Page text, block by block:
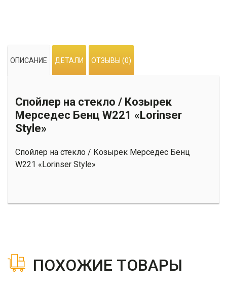
Мерседес
«Lorinser
Style»
ОПИСАНИЕ ДЕТАЛИ ОТЗЫВЫ (0)
Спойлер на стекло / Козырек
Мерседес Бенц W221 «Lorinser
Style»
Спойлер на стекло / Козырек Мерседес Бенц
W221 «Lorinser Style»
ПОХОЖИЕ ТОВАРЫ